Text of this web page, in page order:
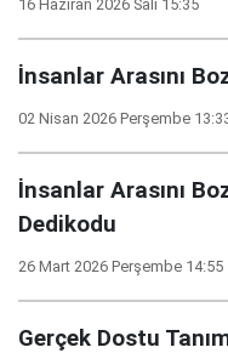
16 Haziran 2026 Salı 15:35
İnsanlar Arasını
02 Nisan 2026 Perşembe
İnsanlar Arasını
Dedikodu
26 Mart 2026 Perşembe 14:55
Gerçek Dostu